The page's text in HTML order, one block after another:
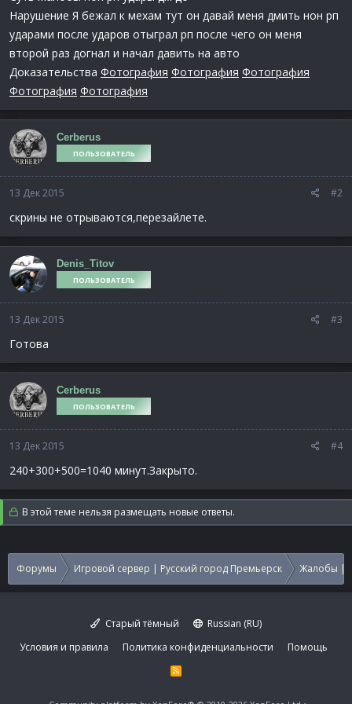
Нарушение Я бежал к мехам тут он давай меня дмить нон рп
ударами после ударов отыграл рп после чего он меня
второй раз догнал и начал давить на авто
Доказательства Фотография Фотография Фотография
Фотография Фотография
Cerberus
ПОЛЬЗОВАТЕЛЬ
13 Дек 2015 #2
скрины не отрываются,перезайлете.
Denis_Titov
ПОЛЬЗОВАТЕЛЬ
13 Дек 2015 #3
Готова
Cerberus
ПОЛЬЗОВАТЕЛЬ
13 Дек 2015 #4
240+300+500=1040 минут.Закрыто.
В этой теме нельзя размещать новые ответы.
Форумы Игровой сервер | Русский город Премьерск Жалобы |
Старый тёмный
Russian (RU)
Условия и правила
Политика конфиденциальности Помощь
R
S